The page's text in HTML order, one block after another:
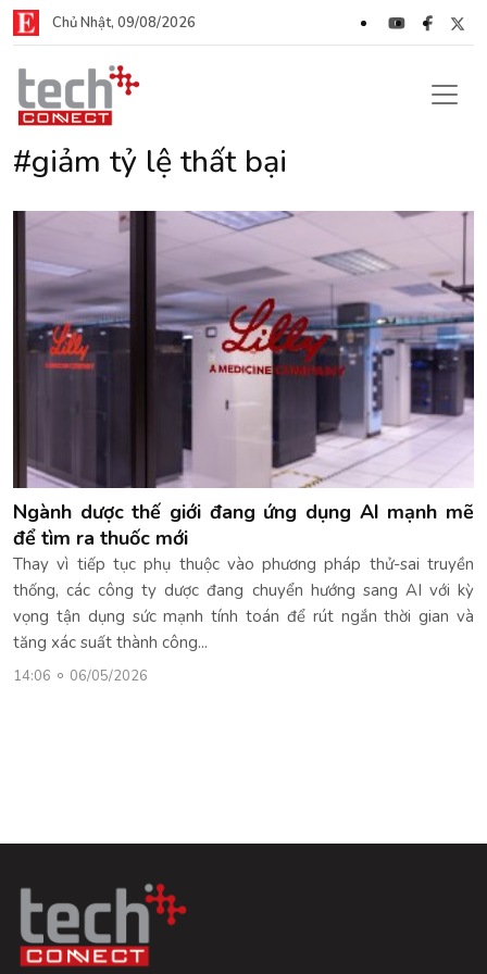
Chủ Nhật, 09/08/2026
#giảm tỷ lệ thất bại
Ngành dược thế giới đang ứng dụng AI mạnh mẽ
để tìm ra thuốc mới
Thay vì tiếp tục phụ thuộc vào phương pháp thử-sai truyền
thống, các công ty dược đang chuyển hướng sang AI với kỳ
vọng tận dụng sức mạnh tính toán để rút ngắn thời gian và
tăng xác suất thành công...
14:06 06/05/2026